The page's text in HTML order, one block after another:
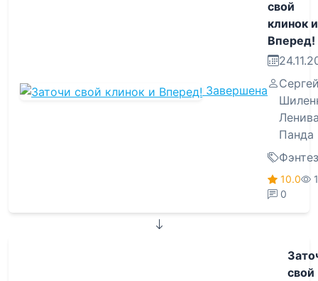
Завершена
свой
клинок и
Вперед!
Панда
10.0
0
свой